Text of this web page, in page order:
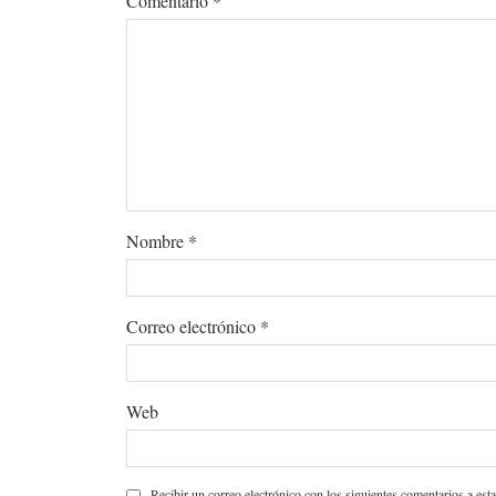
Nombre *
Correo electrónico *
Web